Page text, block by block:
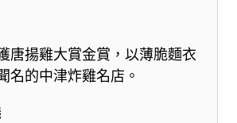
唐揚雞大賞金賞，以薄脆麵衣
名的中津炸雞名店。